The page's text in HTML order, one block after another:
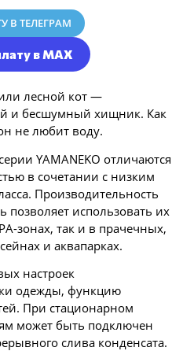
В ТЕЛЕГРАМ
в MAX
лесной кот —
и бесшумный хищник. Как
не любит воду.
YAMANEKO отличаются
в сочетании с низким
Производительность
использовать их
зонах, так и в прачечных,
и аквапарках.
настроек
одежды, функцию
При стационарном
может быть подключен
слива конденсата.